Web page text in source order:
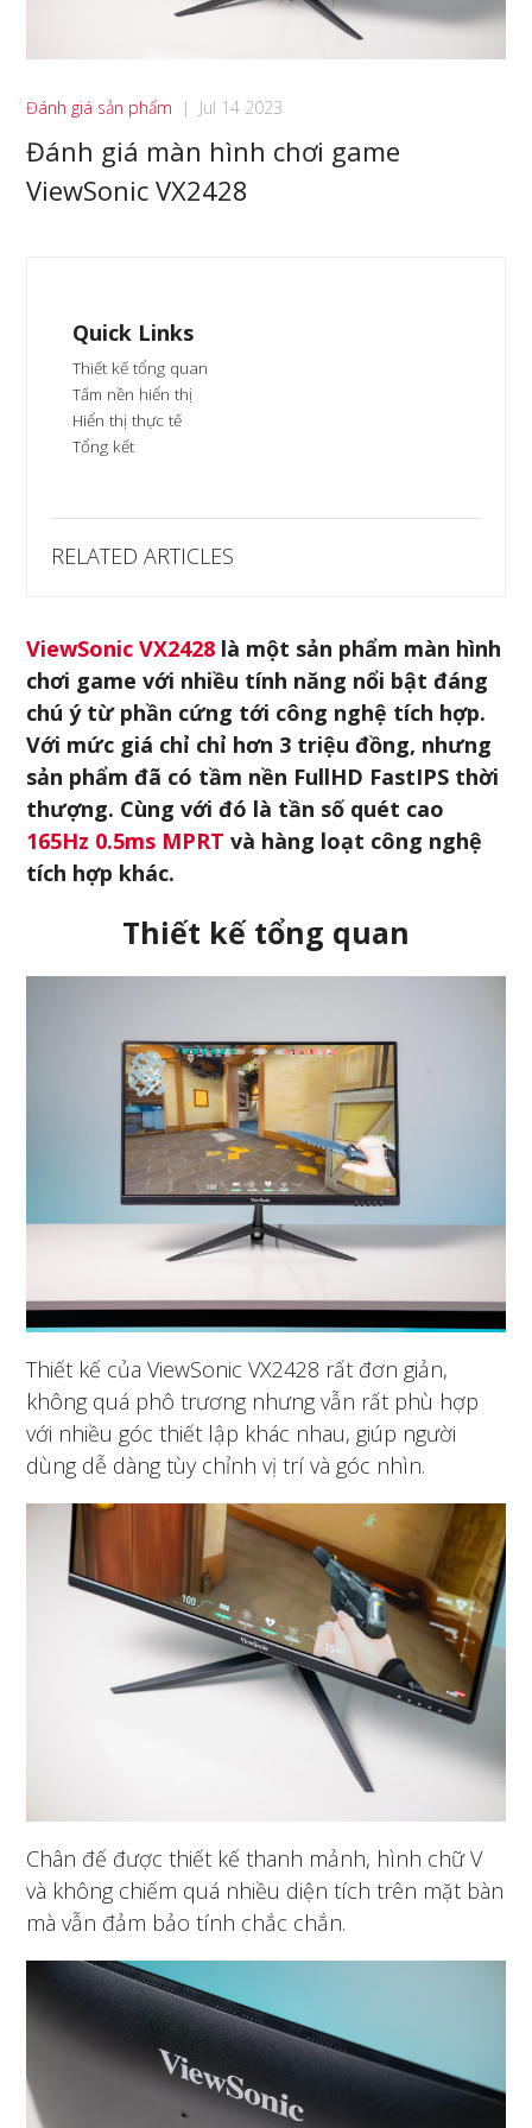
Đánh giá sản phẩm | Jul 14 2023
Đánh giá màn hình chơi game
ViewSonic VX2428
Quick Links
Thiết kế tổng quan
Tấm nền hiển thị
Hiển thị thực tế
Tổng kết
RELATED ARTICLES
ViewSonic VX2428 là một sản phẩm màn hình
chơi game với nhiều tính năng nổi bật đáng
chú ý từ phần cứng tới công nghệ tích hợp.
Với mức giá chỉ chỉ hơn 3 triệu đồng, nhưng
sản phẩm đã có tầm nền FullHD FastIPS thời
thượng. Cùng với đó là tần số quét cao
165Hz 0.5ms MPRT và hàng loạt công nghệ
tích hợp khác.
Thiết kế tổng quan
Thiết kế của ViewSonic VX2428 rất đơn giản,
không quá phô trương nhưng vẫn rất phù hợp
với nhiều góc thiết lập khác nhau, giúp người
dùng dễ dàng tùy chỉnh vị trí và góc nhìn.
Chân đế được thiết kế thanh mảnh, hình chữ V
và không chiếm quá nhiều diện tích trên mặt bàn
mà vẫn đảm bảo tính chắc chắn.